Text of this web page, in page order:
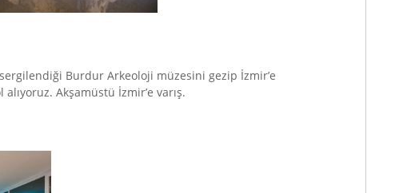
Burdur Arkeoloji müzesini gezip İzmir’e
Akşamüstü İzmir’e varış.